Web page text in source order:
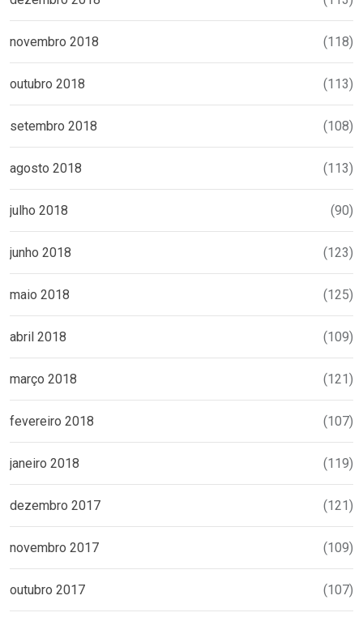
novembro 2018 (118)
outubro 2018 (113)
setembro 2018 (108)
agosto 2018 (113)
julho 2018 (90)
junho 2018 (123)
maio 2018 (125)
abril 2018 (109)
março 2018 (121)
fevereiro 2018 (107)
janeiro 2018 (119)
dezembro 2017 (121)
novembro 2017 (109)
outubro 2017 (107)